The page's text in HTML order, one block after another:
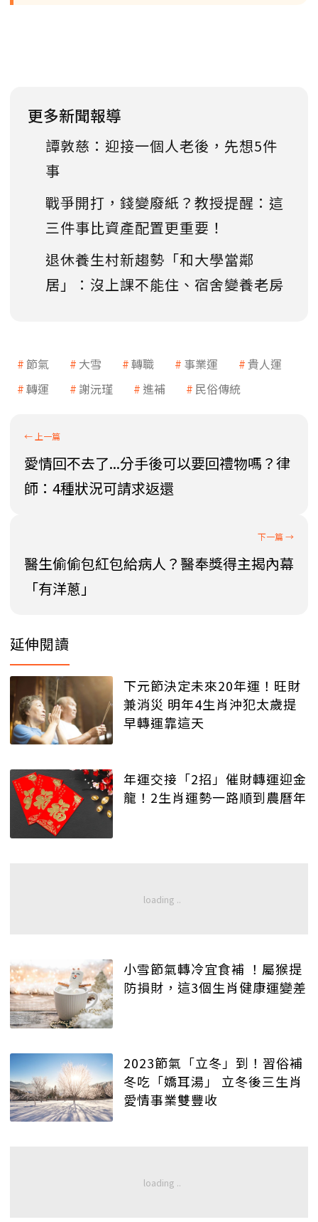
更多新聞報導
譚敦慈：迎接一個人老後，先想5件
事
戰爭開打，錢變廢紙？教授提醒：這
三件事比資產配置更重要！
退休養生村新趨勢「和大學當鄰
居」：沒上課不能住、宿舍變養老房
節氣 大雪 轉職 事業運
貴人運
轉運
謝沅瑾 進補 民俗傳統
愛情回不去了...分手後可以要回禮物嗎？律
師：4種狀況可請求返還
醫生偷偷包紅包給病人？醫奉獎得主揭內幕
「有洋蔥」
延伸閱讀
下元節決定未來20年運！旺財
兼消災 明年4生肖沖犯太歲提
早轉運靠這天
年運交接「2招」催財轉運迎金
龍！2生肖運勢一路順到農曆年
小雪節氣轉冷宜食補 ！屬猴提
防損財，這3個生肖健康運變差
2023節氣「立冬」到！習俗補
冬吃「嬌耳湯」 立冬後三生肖
愛情事業雙豐收